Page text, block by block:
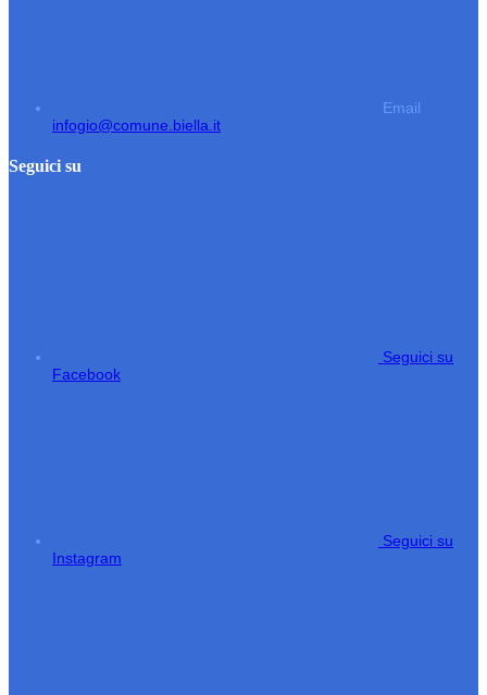
Email
infogio@comune.biella.it
Seguici su
Seguici su
Facebook
Seguici su
Instagram